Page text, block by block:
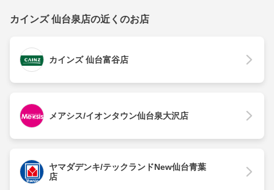
カインズ 仙台泉店の近くのお店
カインズ 仙台富谷店
メアシス/イオンタウン仙台泉大沢店
ヤマダデンキ/テックランドNew仙台青葉
店